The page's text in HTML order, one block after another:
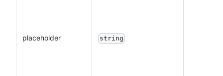
placeholder string